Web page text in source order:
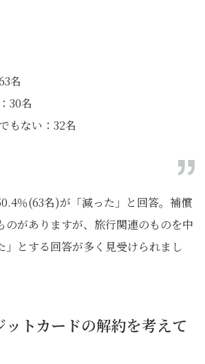
名
30名
もない：32名
％(63名)が「減った」と回答。補償
のがありますが、旅行関連のものを中
」とする回答が多く見受けられまし
トカードの解約を考えて